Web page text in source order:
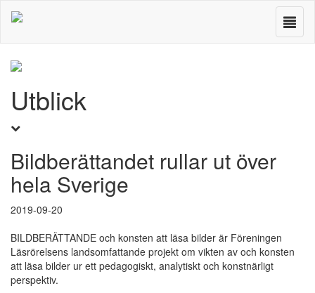
Utblick
Bildberättandet rullar ut över
hela Sverige
2019-09-20
BILDBERÄTTANDE och konsten att läsa bilder är Föreningen
Läsrörelsens landsomfattande projekt om vikten av och konsten
att läsa bilder ur ett pedagogiskt, analytiskt och konstnärligt
perspektiv.